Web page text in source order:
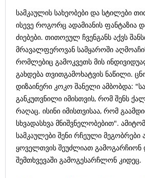
სამკაულის სახეობები და სტილები
ისევე როგორც ადამიანის ფანტაზია
ძიებები. თითოეულ ჩვენგანს აქვს
მრავალფეროვან სამყაროში
რომლებიც გამოკვეთს მის
გახდება თვითგამოხატვის ნაწილი.
დიზაინერი კოკო შანელი ამბობდა:
განკუთვნილი იმისთვის, რომ შენს
რაღაც. ისინი იმისთვისაა, რომ
სხვადასხვა მნიშვნელობებით".
სამკაულები შენი რჩეული
ყოველთვის შეუძლიათ გამოგარჩიონ
შემთხვევაში გამოგესარჩლონ კიდეც.